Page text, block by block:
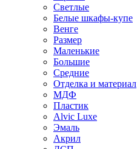
Светлые
Белые шкафы-купе
Венге
Размер
Маленькие
Большие
Средние
Отделка и материал
МДФ
Пластик
Alvic Luxe
Эмаль
Акрил